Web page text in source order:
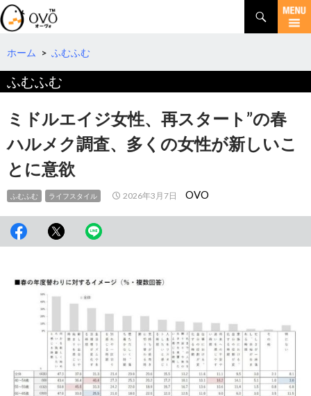
検
索
コ
テ
へ
ホーム > ふむふむ
ふむふむ
ミドルエイジ女性、再スタート”の春
ハルメク調査、多くの女性が新しいこ
とに意欲
ふむふむ ライフスタイル 2026年3月7日 OVO